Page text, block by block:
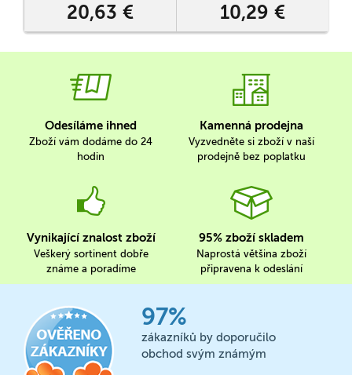
20,63 € 10,29 €
Odesíláme ihned
Zboží vám dodáme do 24
hodin
Kamenná prodejna
Vyzvedněte si zboží v naší
prodejně bez poplatku
Vynikající znalost zboží
Veškerý sortinent dobře
známe a poradíme
95% zboží skladem
Naprostá většina zboží
připravena k odeslání
97%
zákazníků by doporučilo
obchod svým známým